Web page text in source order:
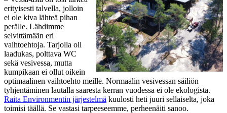
erityisesti talvella, jolloin
ei ole kiva lähteä pihan
perälle. Lähdimme
selvittämään eri
vaihtoehtoja. Tarjolla oli
laadukas, polttava WC
sekä vesivessa, mutta
kumpikaan ei ollut oikein
optimaalinen vaihtoehto meille. Normaalin vesivessan säiliön
tyhjentäminen lautalla saaresta kerran vuodessa ei ole ekologista.
Raita Environmentin järjestelmä kuulosti heti juuri sellaiselta, joka
toimisi täällä. Se vastasi tarpeeseemme, perheenäiti sanoo.